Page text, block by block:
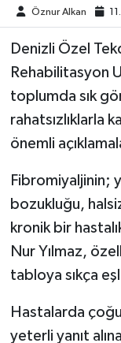
Öznur Alkan
Denizli Özel
Rehabilitasyon
toplumda sık
rahatsızlıklarla
önemli
Fibromiyaljinin;
bozukluğu,
kronik bir
Nur Yılmaz,
tabloya sıkça
Hastalarda
yeterli yanıt